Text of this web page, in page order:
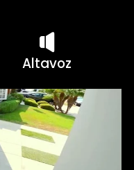
Altavoz